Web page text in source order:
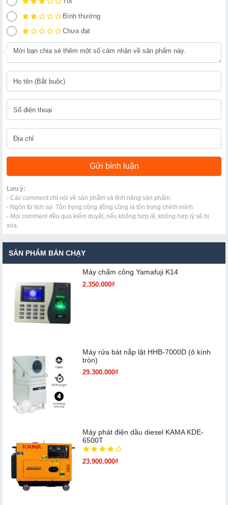
Bình thường
Chưa đạt
Lưu ý:
- Các comment chỉ nói về sản phẩm và tính năng sản phẩm.
- Ngôn từ lịch sự. Tôn trọng cộng đồng cũng là tôn trọng chính mình.
- Mọi comment đều qua kiểm duyệt, nếu không hợp lệ, không hợp lý sẽ bị
xóa.
SẢN PHẨM BÁN CHẠY
Máy chấm cô​ng Yamafuji K14
2.350.000₫
Máy rửa bát nắp lật HHB-7000D (ô kính
tròn)
29.300.000₫
Máy phát điện dầu diesel KAMA KDE-
6500T
23.900.000₫